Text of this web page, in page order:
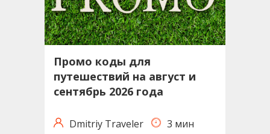
Промо коды для
путешествий на август и
сентябрь 2026 года
Dmitriy Traveler
3 мин